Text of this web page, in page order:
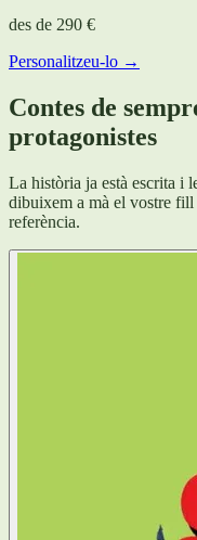
des de 290 €
Personalitzeu-lo →
Contes de
protagonistes
La història ja està escrita i
dibuixem a mà el vostre
referència.